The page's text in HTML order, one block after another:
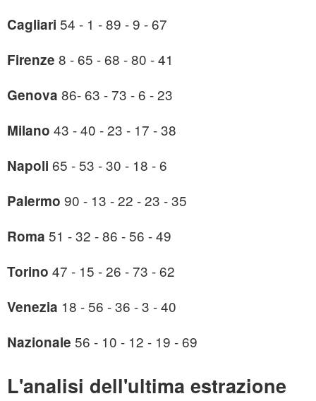
Cagliari 54 - 1 - 89 - 9 - 67
Firenze 8 - 65 - 68 - 80 - 41
Genova 86- 63 - 73 - 6 - 23
Milano 43 - 40 - 23 - 17 - 38
Napoli 65 - 53 - 30 - 18 - 6
Palermo 90 - 13 - 22 - 23 - 35
Roma 51 - 32 - 86 - 56 - 49
Torino 47 - 15 - 26 - 73 - 62
Venezia 18 - 56 - 36 - 3 - 40
Nazionale 56 - 10 - 12 - 19 - 69
L'analisi dell'ultima estrazione